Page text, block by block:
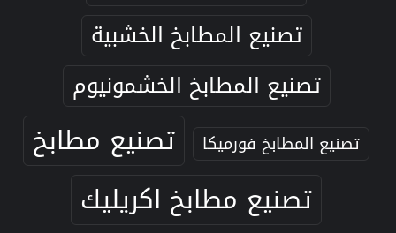
تصنيع المطابخ الخشبية
تصنيع المطابخ الخشمونيوم
تصنيع المطابخ فورميكا
تصنيع مطابخ
تصنيع مطابخ اكريليك